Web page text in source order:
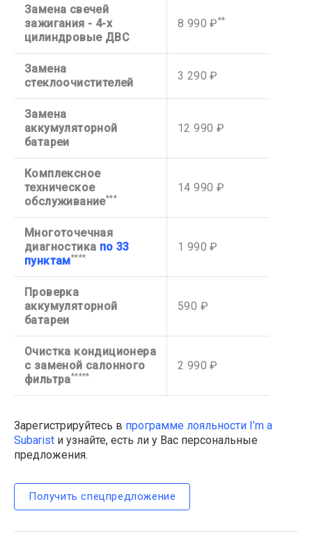
Замена свечей
зажигания - 4-х
цилиндровые ДВС
8 990 ₽**
Замена
стеклоочистителей
3 290 ₽
Замена
аккумуляторной
батареи
12 990 ₽
Комплексное
техническое
обслуживание***
14 990 ₽
Многоточечная
диагностика по 33
пунктам****
1 990 ₽
Проверка
аккумуляторной
батареи
590 ₽
Очистка кондиционера
с заменой салонного
фильтра*****
2 990 ₽
Зарегистрируйтесь в программе лояльности I’m a
Subarist и узнайте, есть ли у Вас персональные
предложения.
Получить спецпредложение